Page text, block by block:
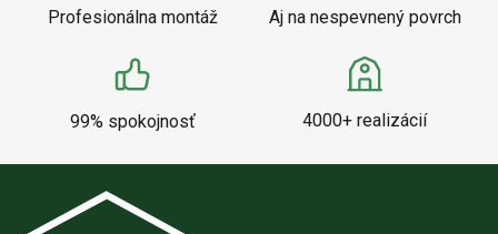
Profesionálna montáž Aj na nespevnený povrch
99% spokojnosť 4000+ realizácií